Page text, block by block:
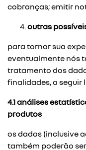
cobranças; emitir
outras
para tornar sua
eventualmente nós
tratamento dos
finalidades, a seguir
4.1 análises
produtos
os dados (inclusive
também poderão